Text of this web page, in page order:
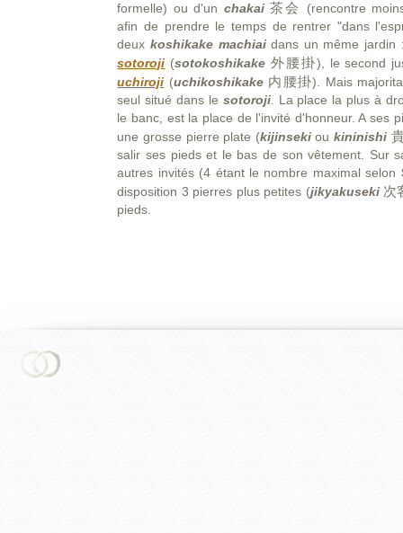
formelle) ou d'un chakai 茶会
(rencontre
afin de prendre le temps de rentrer "dans
deux koshikake machiaidans un même jardin
sotoroji (sotokoshikake 外腰掛), le second
uchiroji (uchikoshikake 内腰掛). Mais
seul situé dans le sotoroji. La place la plus à
le banc, est la place de l'invité d'honneur. A ses
une grosse pierre plate (kijinsekiou kininishi
salir ses pieds et le bas de son vêtement. Sur
autres invités (4 étant le nombre maximal selon
disposition 3 pierres plus petites (jikyakuseki 次
pieds.